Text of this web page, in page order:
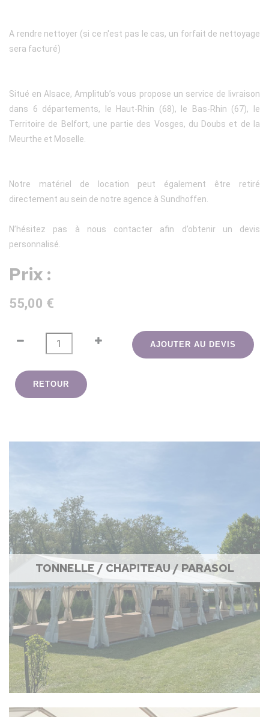
A rendre nettoyer (si ce n'est pas le cas, un forfait de nettoyage
sera facturé)
Situé en Alsace, Amplitub’s vous propose un service de livraison
dans 6 départements, le Haut-Rhin (68), le Bas-Rhin (67), le
Territoire de Belfort, une partie des Vosges, du Doubs et de la
Meurthe et Moselle.
Notre matériel de location peut également être retiré
directement au sein de notre agence à Sundhoffen.
N’hésitez pas à nous contacter afin d’obtenir un devis
personnalisé.
Prix :
55,00 €
AJOUTER AU DEVIS
RETOUR
TONNELLE / CHAPITEAU / PARASOL